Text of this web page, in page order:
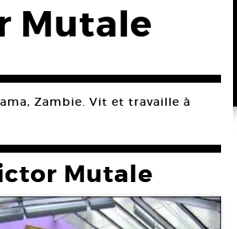
Mutale
Zambie. Vit et travaille à
Mutale